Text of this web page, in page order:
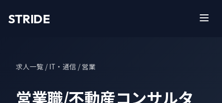
STRIDE
求人一覧 / IT・通信 / 営業
営業職/不動産コンサルタ